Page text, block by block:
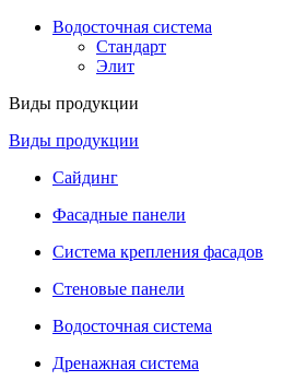
Водосточная система
Стандарт
Элит
Виды продукции
Виды продукции
Сайдинг
Фасадные панели
Система крепления фасадов
Стеновые панели
Водосточная система
Дренажная система